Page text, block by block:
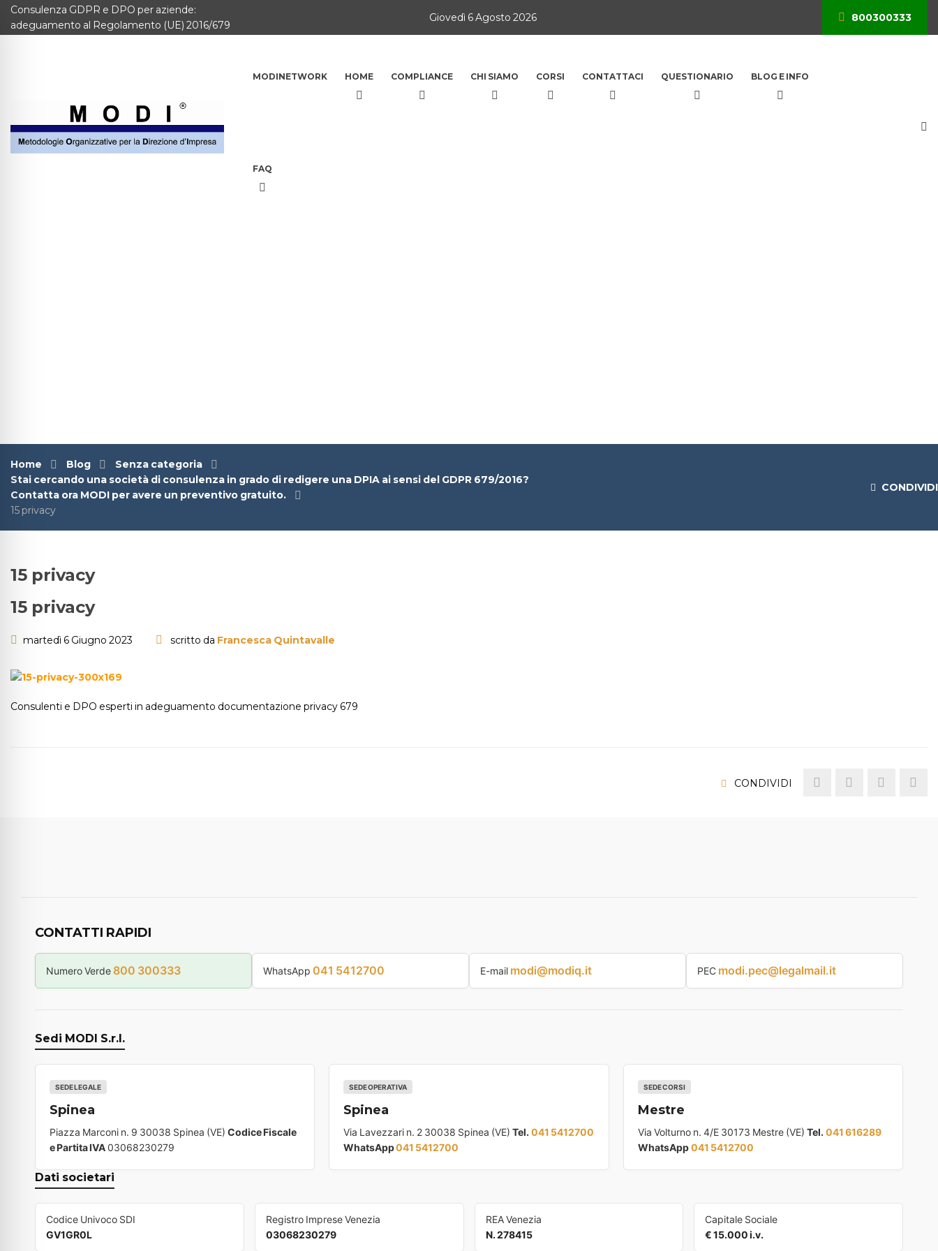
MODINETWORK
Chi Siamo
Corsi
Consulenza GDPR e DPO per aziende:
adeguamento al Regolamento (UE) 2016/679
Giovedì 6 Agosto 2026 800300333
MODINETWORK HOME COMPLIANCE CHI SIAMO CORSI CONTATTACI QUESTIONARIO BLOG E INFO
FAQ
Home Blog
Senza categoria
Stai cercando una società di consulenza in grado di redigere una DPIA ai sensi del GDPR 679/2016?
Contatta ora MODI per avere un preventivo gratuito.
15 privacy
CONDIVIDI
15 privacy
15 privacy
martedì 6 Giugno 2023 scritto da Francesca Quintavalle
Consulenti e DPO esperti in adeguamento documentazione privacy 679
CONDIVIDI
CONTATTI RAPIDI
Numero Verde 800 300333 WhatsApp 041 5412700 E-mail modi@modiq.it PEC modi.pec@legalmail.it
Sedi MODI S.r.l.
SEDE LEGALE
Spinea
Piazza Marconi n. 9 30038 Spinea (VE) Codice Fiscale
e Partita IVA03068230279
SEDE OPERATIVA
Spinea
Via Lavezzari n. 2 30038 Spinea (VE)Tel. 041 5412700
WhatsApp041 5412700
SEDE CORSI
Mestre
Via Volturno n. 4/E 30173 Mestre (VE) Tel. 041 616289
WhatsApp041 5412700
Dati societari
Codice Univoco SDI
GV1GR0L
Registro Imprese Venezia
03068230279
REA Venezia
N. 278415
Capitale Sociale
€ 15.000 i.v.